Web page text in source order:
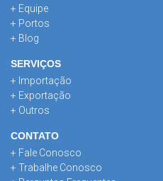
+ Equipe
+ Portos
+ Blog
SERVIÇOS
+ Importação
+ Exportação
+ Outros
CONTATO
+ Fale Conosco
+ Trabalhe Conosco